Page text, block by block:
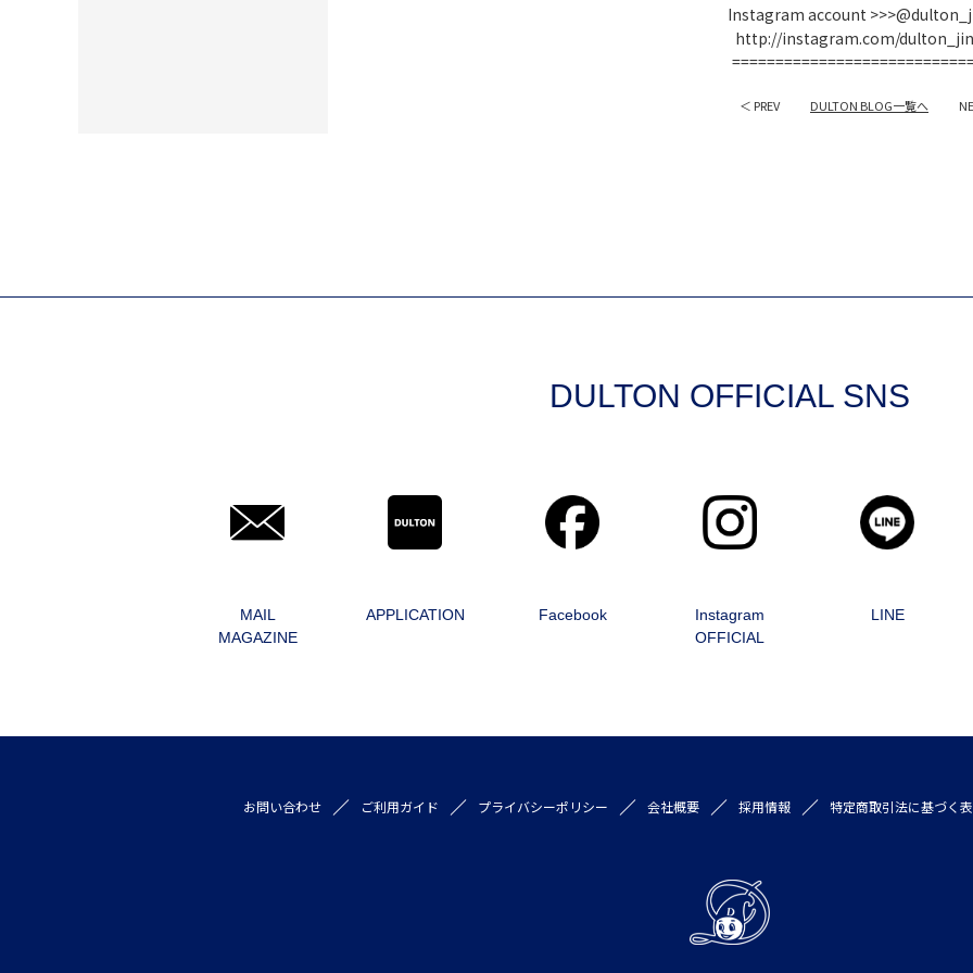
Instagram account
http://instagram.com/
＜ PREV DULTON BLOG一覧へ
DULTON OFFICIAL SNS
MAIL
MAGAZINE
APPLICATION Facebook
Instagram
OFFICIAL
LINE
お問い合わせ ご利用ガイド プライバシーポリシー 会社概要 採用情報 特定商取引法に基づく